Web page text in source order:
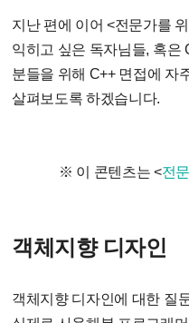
지난 편에 이어 <전문가를
익히고 싶은 독자님들, 혹은
분들을 위해 C++ 면접에 자
살펴보도록 하겠습니다.
※ 이 콘텐츠는 <전
객체지향 디자인
객체지향 디자인에 대한 질